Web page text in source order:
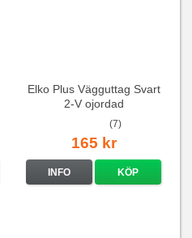
Elko Plus Vägguttag Svart
2-V ojordad
(7)
165 kr
INFO KÖP